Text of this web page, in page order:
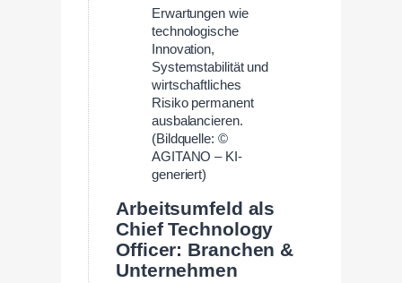
Erwartungen wie
technologische
Innovation,
Systemstabilität und
wirtschaftliches
Risiko permanent
ausbalancieren.
(Bildquelle: ©
AGITANO – KI-
generiert)
Arbeitsumfeld als
Chief Technology
Officer: Branchen &
Unternehmen